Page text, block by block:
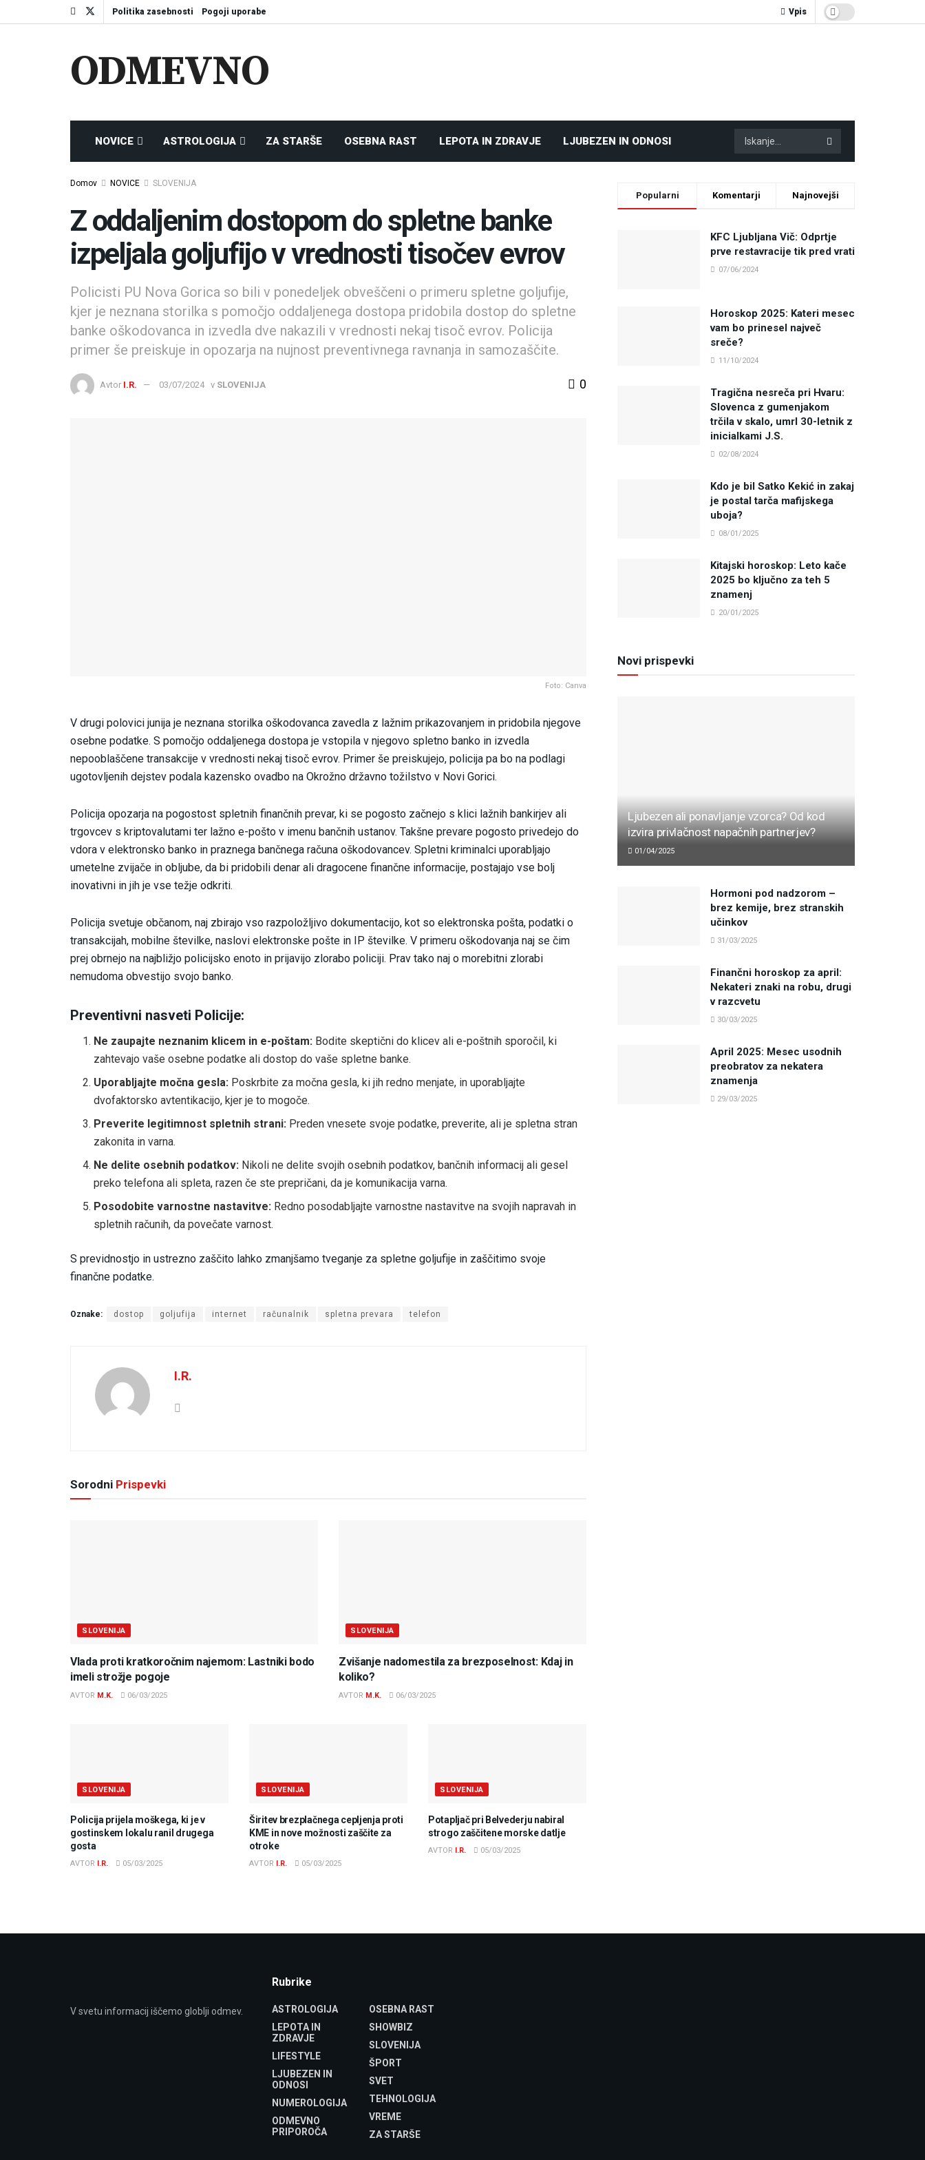
Politika zasebnosti Pogoji uporabe Vpis
ODMEVNO
NOVICE ASTROLOGIJA ZA STARŠE OSEBNA RAST LEPOTA IN ZDRAVJE LJUBEZEN IN ODNOSI
Domov NOVICE SLOVENIJA
Z oddaljenim dostopom do spletne banke
izpeljala goljufijo v vrednosti tisočev evrov
Policisti PU Nova Gorica so bili v ponedeljek obveščeni o primeru spletne goljufije,
kjer je neznana storilka s pomočjo oddaljenega dostopa pridobila dostop do spletne
banke oškodovanca in izvedla dve nakazili v vrednosti nekaj tisoč evrov. Policija
primer še preiskuje in opozarja na nujnost preventivnega ravnanja in samozaščite.
Avtor I.R. 03/07/2024 v SLOVENIJA 0
Foto: Canva
V drugi polovici junija je neznana storilka oškodovanca zavedla z lažnim prikazovanjem in pridobila njegove
osebne podatke. S pomočjo oddaljenega dostopa je vstopila v njegovo spletno banko in izvedla
nepooblaščene transakcije v vrednosti nekaj tisoč evrov. Primer še preiskujejo, policija pa bo na podlagi
ugotovljenih dejstev podala kazensko ovadbo na Okrožno državno tožilstvo v Novi Gorici.
Policija opozarja na pogostost spletnih finančnih prevar, ki se pogosto začnejo s klici lažnih bankirjev ali
trgovcev s kriptovalutami ter lažno e-pošto v imenu bančnih ustanov. Takšne prevare pogosto privedejo do
vdora v elektronsko banko in praznega bančnega računa oškodovancev. Spletni kriminalci uporabljajo
umetelne zvijače in obljube, da bi pridobili denar ali dragocene finančne informacije, postajajo vse bolj
inovativni in jih je vse težje odkriti.
Policija svetuje občanom, naj zbirajo vso razpoložljivo dokumentacijo, kot so elektronska pošta, podatki o
transakcijah, mobilne številke, naslovi elektronske pošte in IP številke. V primeru oškodovanja naj se čim
prej obrnejo na najbližjo policijsko enoto in prijavijo zlorabo policiji. Prav tako naj o morebitni zlorabi
nemudoma obvestijo svojo banko.
Preventivni nasveti Policije:
Ne zaupajte neznanim klicem in e-poštam: Bodite skeptični do klicev ali e-poštnih sporočil, ki
zahtevajo vaše osebne podatke ali dostop do vaše spletne banke.
Uporabljajte močna gesla: Poskrbite za močna gesla, ki jih redno menjate, in uporabljajte
dvofaktorsko avtentikacijo, kjer je to mogoče.
Preverite legitimnost spletnih strani: Preden vnesete svoje podatke, preverite, ali je spletna stran
zakonita in varna.
Ne delite osebnih podatkov: Nikoli ne delite svojih osebnih podatkov, bančnih informacij ali gesel
preko telefona ali spleta, razen če ste prepričani, da je komunikacija varna.
Posodobite varnostne nastavitve: Redno posodabljajte varnostne nastavitve na svojih napravah in
spletnih računih, da povečate varnost.
S previdnostjo in ustrezno zaščito lahko zmanjšamo tveganje za spletne goljufije in zaščitimo svoje
finančne podatke.
Oznake: dostop goljufija internet računalnik spletna prevara telefon
I.R.
Sorodni Prispevki
SLOVENIJA
Vlada proti kratkoročnim najemom: Lastniki bodo
imeli strožje pogoje
AVTOR M.K. 06/03/2025
SLOVENIJA
Zvišanje nadomestila za brezposelnost: Kdaj in
koliko?
AVTOR M.K. 06/03/2025
SLOVENIJA
Policija prijela moškega, ki je v
gostinskem lokalu ranil drugega
gosta
AVTOR I.R. 05/03/2025
SLOVENIJA
Širitev brezplačnega cepljenja proti
KME in nove možnosti zaščite za
otroke
AVTOR I.R. 05/03/2025
SLOVENIJA
Potapljač pri Belvederju nabiral
strogo zaščitene morske datlje
AVTOR I.R. 05/03/2025
Popularni Komentarji Najnovejši
KFC Ljubljana Vič: Odprtje
prve restavracije tik pred vrati
07/06/2024
Horoskop 2025: Kateri mesec
vam bo prinesel največ
sreče?
11/10/2024
Tragična nesreča pri Hvaru:
Slovenca z gumenjakom
trčila v skalo, umrl 30-letnik z
inicialkami J.S.
02/08/2024
Kdo je bil Satko Kekić in zakaj
je postal tarča mafijskega
uboja?
08/01/2025
Kitajski horoskop: Leto kače
2025 bo ključno za teh 5
znamenj
20/01/2025
Novi prispevki
Ljubezen ali ponavljanje vzorca? Od kod
izvira privlačnost napačnih partnerjev?
01/04/2025
Hormoni pod nadzorom –
brez kemije, brez stranskih
učinkov
31/03/2025
Finančni horoskop za april:
Nekateri znaki na robu, drugi
v razcvetu
30/03/2025
April 2025: Mesec usodnih
preobratov za nekatera
znamenja
29/03/2025
V svetu informacij iščemo globlji odmev.
Rubrike
ASTROLOGIJA
LEPOTA IN
ZDRAVJE
LIFESTYLE
LJUBEZEN IN
ODNOSI
NUMEROLOGIJA
ODMEVNO
PRIPOROČA
OSEBNA RAST
SHOWBIZ
SLOVENIJA
ŠPORT
SVET
TEHNOLOGIJA
VREME
ZA STARŠE